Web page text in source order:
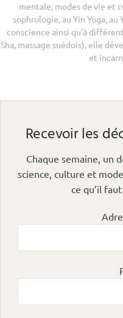
mentale, modes de vie et
sophrologie, au Yin Yoga,
conscience ainsi qu’à
Sha, massage suédois), elle
et
Recevoir les
Chaque semaine, un
science, culture et
ce qu’il